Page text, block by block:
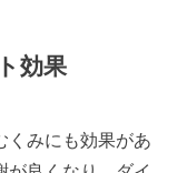
効果
くみにも効果があ